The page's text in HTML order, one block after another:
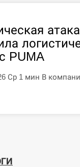
PUMA
Ср 1 мин В